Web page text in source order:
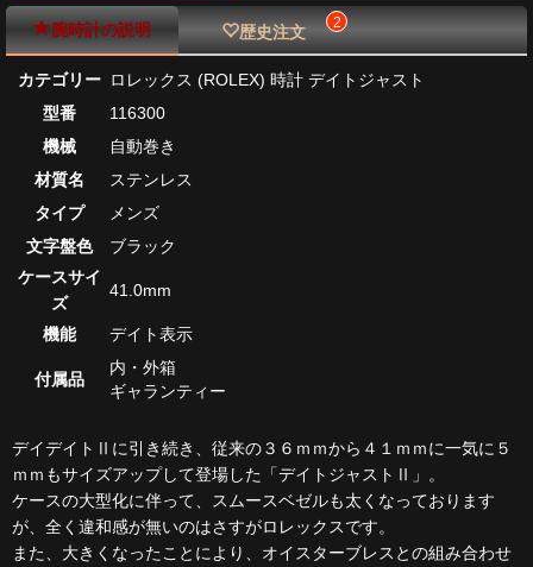
腕時計の説明 歴史注文 2
カテゴリー ロレックス (ROLEX) 時計 デイトジャスト
型番
116300
機械
自動巻き
材質名
ステンレス
タイプ
メンズ
文字盤色
ブラック
ケースサイ
ズ
41.0mm
機能 デイト表示
付属品
内・外箱
ギャランティー
デイデイトⅡに引き続き、従来の３６ｍｍから４１ｍｍに一気に５
ｍｍもサイズアップして登場した「デイトジャストⅡ」。
ケースの大型化に伴って、スムースベゼルも太くなっております
が、全く違和感が無いのはさすがロレックスです。
また、大きくなったことにより、オイスターブレスとの組み合わせ